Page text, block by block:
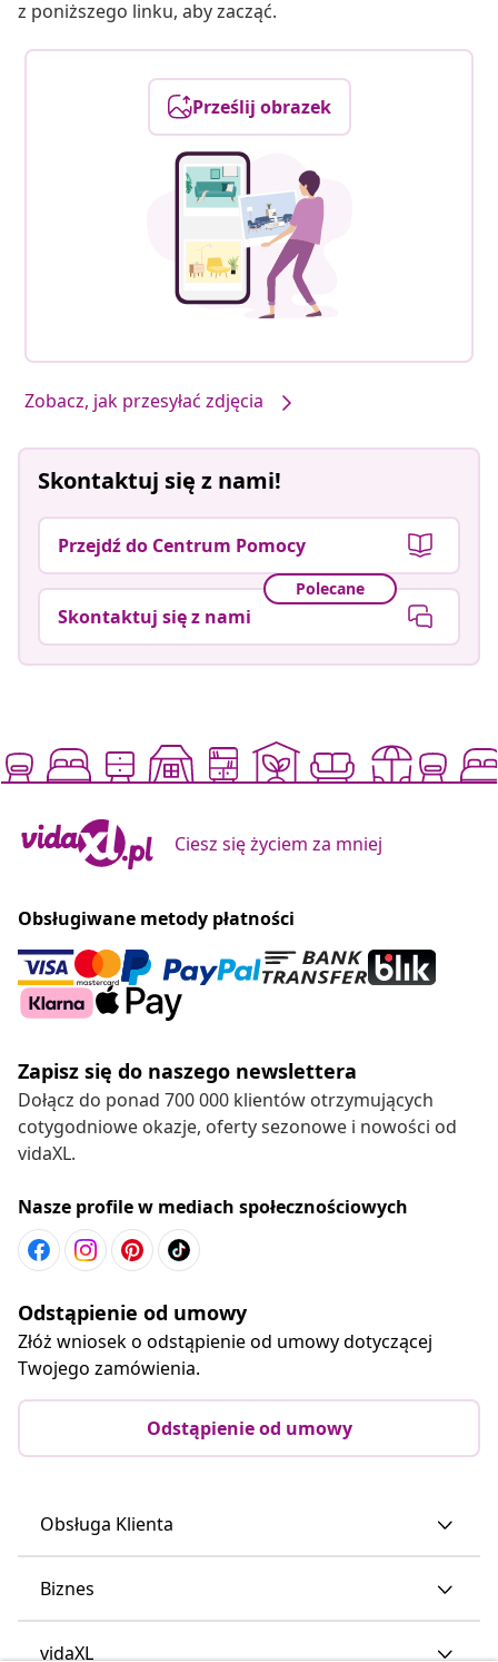
z poniższego linku, aby zacząć.
Prześlij obrazek
Zobacz, jak przesyłać zdjęcia
Skontaktuj się z nami!
Przejdź do Centrum Pomocy
Polecane
Skontaktuj się z nami
Ciesz się życiem za mniej
Obsługiwane metody płatności
Zapisz się do naszego newslettera
Dołącz do ponad 700 000 klientów otrzymujących
cotygodniowe okazje, oferty sezonowe i nowości od
vidaXL.
Nasze profile w mediach społecznościowych
Odstąpienie od umowy
Złóż wniosek o odstąpienie od umowy dotyczącej
Twojego zamówienia.
Odstąpienie od umowy
Obsługa Klienta
Biznes
vidaXL